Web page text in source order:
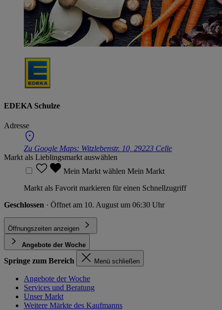
EDEKA Schulze
Adresse
Zu Google Maps: Witzlebenstr. 10, 29223 Celle
Markt als Lieblingsmarkt auswählen
Mein Markt wählen Mein Markt
Markt als Favorit markieren für einen Schnellzugriff
Geschlossen · Öffnet am 10. August um 06:30 Uhr
Öffnungszeiten anzeigen
Angebote der Woche
Springe zum Bereich Menü schließen
Angebote der Woche
Services und Beratung
Unser Markt
Weitere Märkte des Kaufmanns